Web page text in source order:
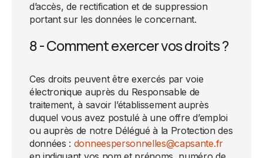
d’accès, de rectification et de suppression
portant sur les données le concernant.
8 - Comment exercer vos droits ?
Ces droits peuvent être exercés par voie
électronique auprès du Responsable de
traitement, à savoir l’établissement auprès
duquel vous avez postulé à une offre d’emploi
ou auprès de notre Délégué à la Protection des
données : donneespersonnelles@capsante.fr